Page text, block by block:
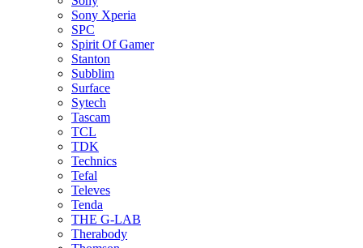
Sony Xperia
SPC
Spirit Of Gamer
Stanton
Subblim
Surface
Sytech
Tascam
TCL
TDK
Technics
Tefal
Televes
Tenda
THE G-LAB
Therabody